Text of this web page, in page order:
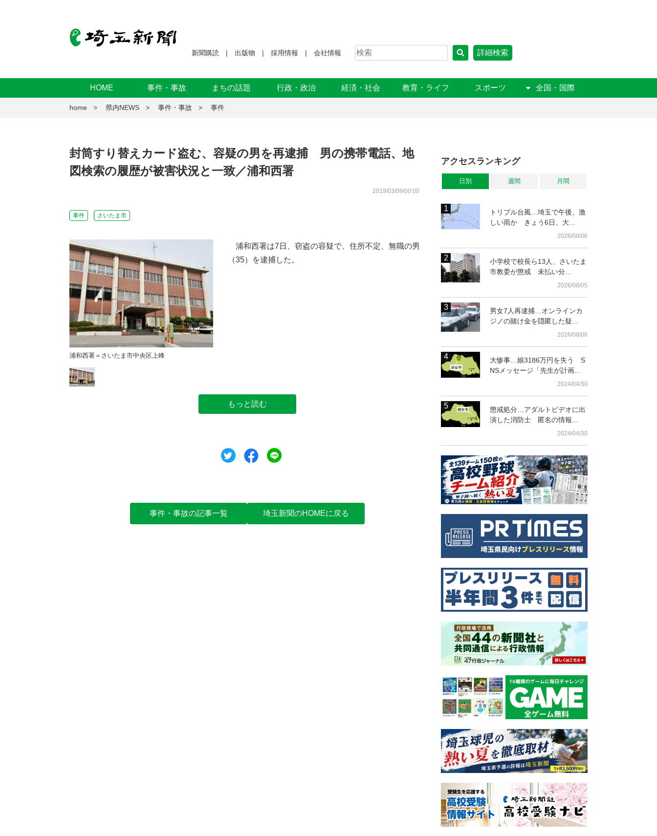
新聞購読 出版物 採用情報 会社情報 詳細検索
HOME 事件・事故 まちの話題 行政・政治 経済・社会 教育・ライフ スポーツ 全国・国際
home 県内NEWS 事件・事故 事件
封筒すり替えカード盗む、容疑の男を再逮捕 男の携帯電話、地
図検索の履歴が被害状況と一致／浦和西署
2019/03/09/00:00
事件 さいたま市
浦和西署＝さいたま市中央区上峰
浦和西署は7日、窃盗の容疑で、住所不定、無職の男
（35）を逮捕した。
もっと読む
ツイートシェア
事件・事故の記事一覧 埼玉新聞のHOMEに戻る
アクセスランキング
日別 週間 月間
トリプル台風…埼玉で午後、激
しい雨か きょう6日、大...
2026/08/06
小学校で校長ら13人、さいたま
市教委が懲戒 未払い分...
2026/08/05
男女7人再逮捕…オンラインカ
ジノの賭け金を隠匿した疑...
2026/08/06
大惨事…娘3186万円を失う S
NSメッセージ「先生が計画...
2024/04/30
懲戒処分…アダルトビデオに出
演した消防士 匿名の情報...
2024/04/30